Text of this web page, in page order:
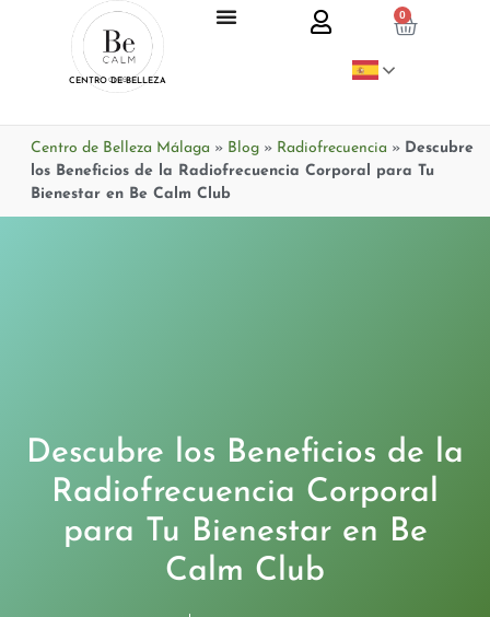
CENTRO DE BELLEZA
0
Centro de Belleza Málaga » Blog» Radiofrecuencia » Descubre
los Beneficios de la Radiofrecuencia Corporal para Tu
Bienestar en Be Calm Club
Descubre los Beneficios de la
Radiofrecuencia Corporal
para Tu Bienestar en Be
Calm Club